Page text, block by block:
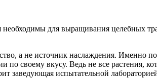
для выращивания целебных
а не источник наслаждения. Именно
своему вкусу. Ведь не все растения,
заведующая испытательной